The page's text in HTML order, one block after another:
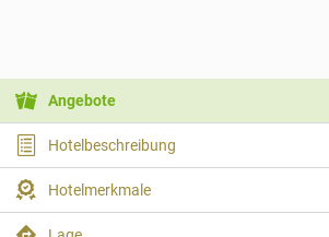
Angebote
Hotelbeschreibung
Hotelmerkmale